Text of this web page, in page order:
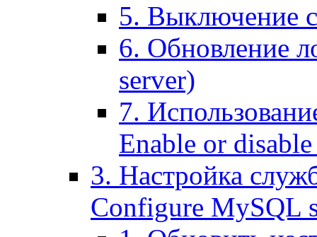
5. Выключение
6. Обновление
server)
7.
Enable or
3. Настройка
Configure MySQL